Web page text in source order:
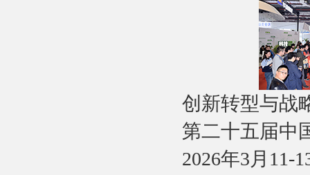
创新转型与战
第二十五届中
2026年3月11-